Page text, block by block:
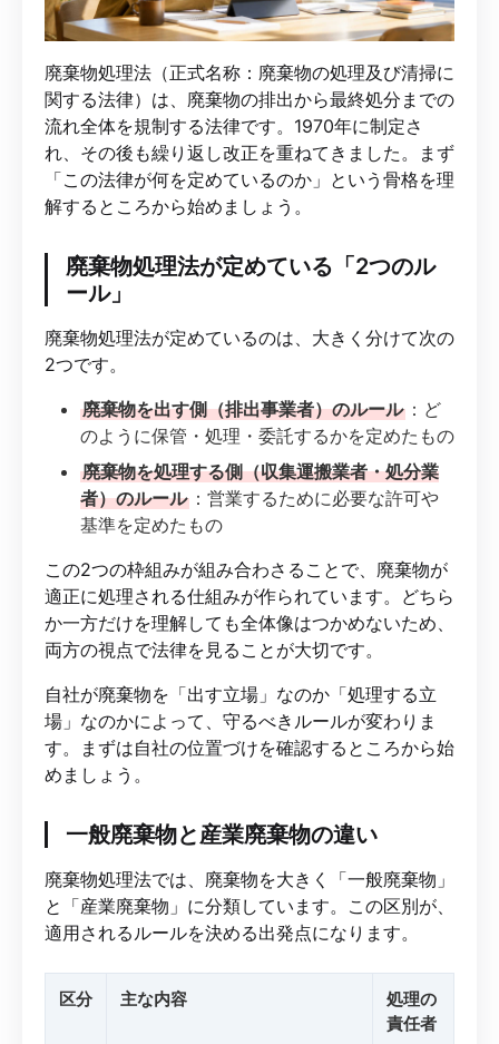
廃棄物処理法（正式名称：廃棄物の処理及び清掃に
関する法律）は、廃棄物の排出から最終処分までの
流れ全体を規制する法律です。1970年に制定さ
れ、その後も繰り返し改正を重ねてきました。まず
「この法律が何を定めているのか」という骨格を理
解するところから始めましょう。
廃棄物処理法が定めている「2つのル
ール」
廃棄物処理法が定めているのは、大きく分けて次の
2つです。
廃棄物を出す側（排出事業者）のルール ：ど
のように保管・処理・委託するかを定めたもの
廃棄物を処理する側（収集運搬業者・処分業
者）のルール ：営業するために必要な許可や
基準を定めたもの
この2つの枠組みが組み合わさることで、廃棄物が
適正に処理される仕組みが作られています。どちら
か一方だけを理解しても全体像はつかめないため、
両方の視点で法律を見ることが大切です。
自社が廃棄物を「出す立場」なのか「処理する立
場」なのかによって、守るべきルールが変わりま
す。まずは自社の位置づけを確認するところから始
めましょう。
一般廃棄物と産業廃棄物の違い
廃棄物処理法では、廃棄物を大きく「一般廃棄物」
と「産業廃棄物」に分類しています。この区別が、
適用されるルールを決める出発点になります。
区分 主な内容
処理の
責任者